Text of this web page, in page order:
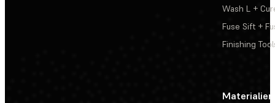
Wash L +
Fuse Sift +
Finishing
Materialien